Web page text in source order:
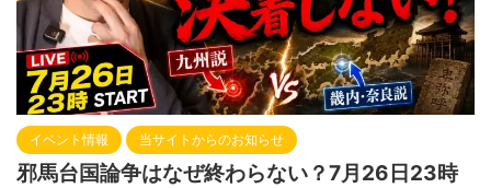
イベント情報 当サイトからのお知らせ
邪馬台国論争はなぜ終わらない？7月26日23時